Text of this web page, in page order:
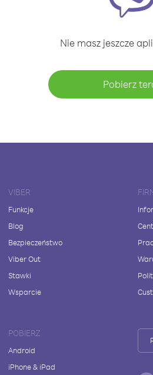
Nie masz jeszcze
Pobierz
VIBER
Funkcje
Blog
Bezpieczeństwo
Viber Out
Stawki
Wsparcie
POBIERZ
Android
iPhone & iPad